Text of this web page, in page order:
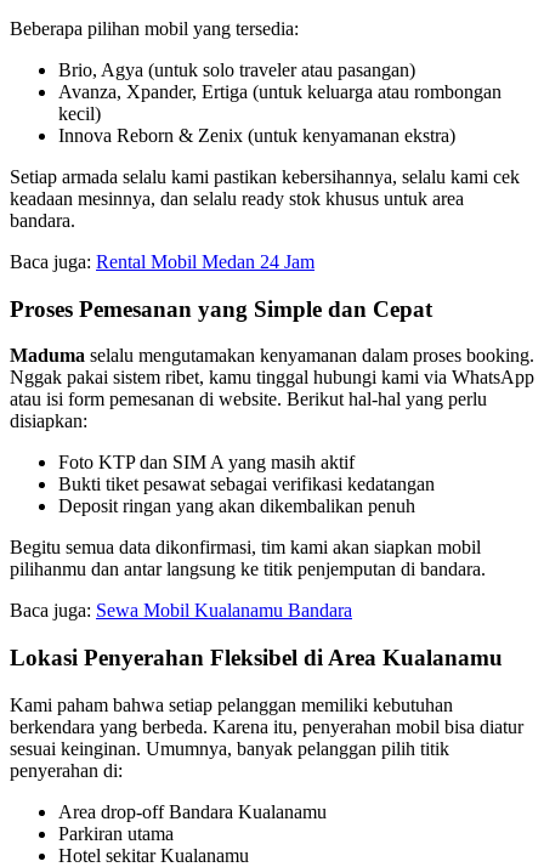
Beberapa pilihan mobil yang tersedia:
Brio, Agya (untuk solo traveler atau pasangan)
Avanza, Xpander, Ertiga (untuk keluarga atau rombongan
kecil)
Innova Reborn & Zenix (untuk kenyamanan ekstra)
Setiap armada selalu kami pastikan kebersihannya, selalu kami cek
keadaan mesinnya, dan selalu ready stok khusus untuk area
bandara.
Baca juga: Rental Mobil Medan 24 Jam
Proses Pemesanan yang Simple dan Cepat
Maduma selalu mengutamakan kenyamanan dalam proses booking.
Nggak pakai sistem ribet, kamu tinggal hubungi kami via WhatsApp
atau isi form pemesanan di website. Berikut hal-hal yang perlu
disiapkan:
Foto KTP dan SIM A yang masih aktif
Bukti tiket pesawat sebagai verifikasi kedatangan
Deposit ringan yang akan dikembalikan penuh
Begitu semua data dikonfirmasi, tim kami akan siapkan mobil
pilihanmu dan antar langsung ke titik penjemputan di bandara.
Baca juga: Sewa Mobil Kualanamu Bandara
Lokasi Penyerahan Fleksibel di Area Kualanamu
Kami paham bahwa setiap pelanggan memiliki kebutuhan
berkendara yang berbeda. Karena itu, penyerahan mobil bisa diatur
sesuai keinginan. Umumnya, banyak pelanggan pilih titik
penyerahan di:
Area drop-off Bandara Kualanamu
Parkiran utama
Hotel sekitar Kualanamu